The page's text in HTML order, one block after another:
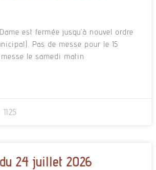
est fermée jusqu’à nouvel ordre
Pas de messe pour le 15
le samedi matin
11:25
24 juillet 2026